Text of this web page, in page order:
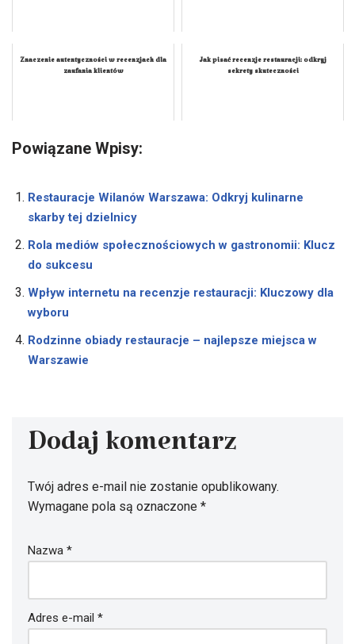
Znaczenie autentyczności w recenzjach dla
zaufania klientów
Jak pisać recenzje restauracji: odkryj
sekrety skuteczności
Powiązane Wpisy:
Restauracje Wilanów Warszawa: Odkryj kulinarne
skarby tej dzielnicy
Rola mediów społecznościowych w gastronomii: Klucz
do sukcesu
Wpływ internetu na recenzje restauracji: Kluczowy dla
wyboru
Rodzinne obiady restauracje – najlepsze miejsca w
Warszawie
Dodaj komentarz
Twój adres e-mail nie zostanie opublikowany.
Wymagane pola są oznaczone *
Nazwa *
Adres e-mail *